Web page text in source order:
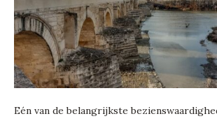
Eén van de belangrijkste